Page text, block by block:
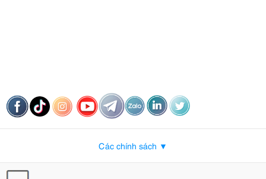
Các chính sách ▼